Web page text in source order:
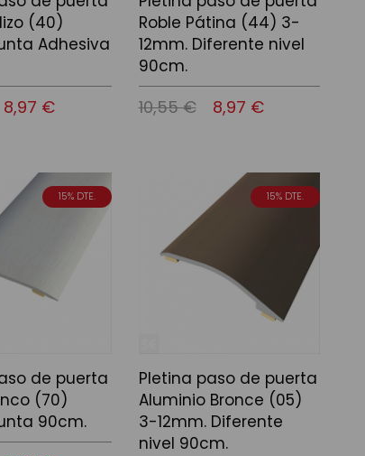
(40)
Adhesiva
8,97 €
Roble Pátina (44) 3-
12mm. Diferente nivel
90cm.
10,55 € 8,97 €
Afegir a la cistella
15% DTE.
de puerta
(70)
90cm.
15% DTE.
Pletina paso de puerta
Aluminio Bronce (05)
3-12mm. Diferente
nivel 90cm.